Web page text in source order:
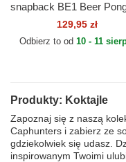
snapback BE1 Beer
Koktajle Capslab
129,95 zł
Odbierz to od 10 - 11
Produkty: Koktajle
Zapoznaj się z naszą
Caphunters i zabierz ze
gdziekolwiek się udasz.
inspirowanym Twoimi